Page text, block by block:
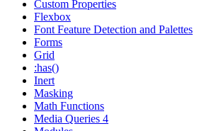
Custom Properties
Flexbox
Font Feature Detection and Palettes
Forms
Grid
:has()
Inert
Masking
Math Functions
Media Queries 4